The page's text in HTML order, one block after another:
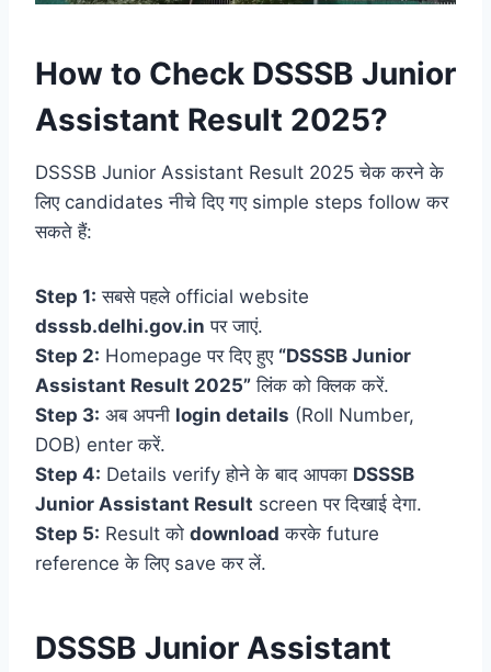
How to Check DSSSB Junior
Assistant Result 2025?
DSSSB Junior Assistant Result 2025 चेक करने के
लिए candidates नीचे दिए गए simple steps follow कर
सकते हैं:
Step 1: सबसे पहले official website
dsssb.delhi.gov.in पर जाएं.
Step 2: Homepage पर दिए हुए “DSSSB Junior
Assistant Result 2025” लिंक को क्लिक करें.
Step 3: अब अपनी login details (Roll Number,
DOB) enter करें.
Step 4: Details verify होने के बाद आपका DSSSB
Junior Assistant Result screen पर दिखाई देगा.
Step 5: Result को download करके future
reference के लिए save कर लें.
DSSSB Junior Assistant